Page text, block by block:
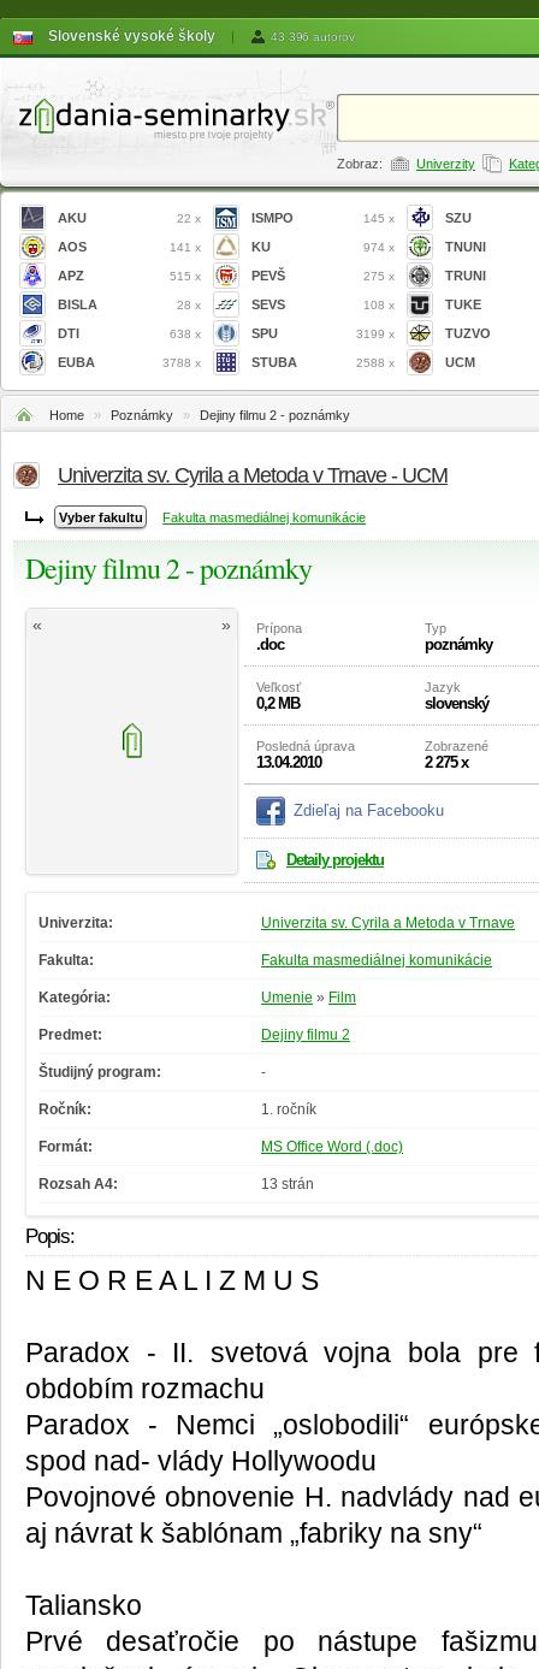
Slovenské vysoké školy | 43 396 autorov
Zobraz: Univerzity
AKU 22 x
AOS 141 x
APZ 515 x
BISLA 28 x
DTI 638 x
EUBA 3788 x
ISMPO 145 x
KU 974 x
PEVŠ 275 x
SEVS 108 x
SPU 3199 x
STUBA 2588 x
SZU
TNUNI
TRUNI
TUKE
TUZVO
UCM
Home » Poznámky » Dejiny filmu 2 - poznámky
Univerzita sv. Cyrila a Metoda v Trnave - UCM
Fakulta masmediálnej komunikácie
Dejiny filmu 2 - poznámky
« » Prípona
.doc
Typ
poznámky
Veľkosť
0,2 MB
Jazyk
slovenský
Posledná úprava
13.04.2010
Zobrazené
2 275 x
Zdieľaj na Facebooku
Detaily projektu
Univerzita: Univerzita sv. Cyrila a Metoda v Trnave
Fakulta: Fakulta masmediálnej komunikácie
Kategória: Umenie » Film
Predmet: Dejiny filmu 2
Študijný program: -
Ročník: 1. ročník
Formát: MS Office Word (.doc)
Rozsah A4: 13 strán
Popis:
N E O R E A L I Z M U S
Paradox - II. svetová vojna bola pre
obdobím rozmachu
Paradox - Nemci „oslobodili“
spod nad- vlády Hollywoodu
Povojnové obnovenie H. nadvlády nad
aj návrat k šablónam „fabriky na sny“
Taliansko
Prvé desaťročie po nástupe